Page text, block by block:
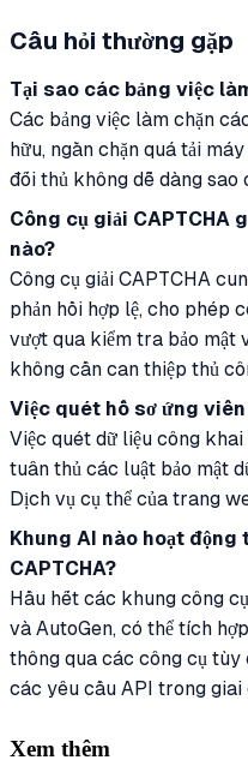
Câu hỏi thường gặp
Tại sao các bảng việc
Các bảng việc làm chặn
hữu, ngăn chặn quá tải
đối thủ không dễ dàng sao
Công cụ giải CAPTCHA
nào?
Công cụ giải CAPTCHA
phản hồi hợp lệ, cho phép
vượt qua kiểm tra bảo mật
không cần can thiệp thủ
Việc quét hồ sơ ứng
Việc quét dữ liệu công
tuân thủ các luật bảo mật
Dịch vụ cụ thể của trang
Khung AI nào hoạt
CAPTCHA?
Hầu hết các khung công
và AutoGen, có thể tích
thông qua các công cụ
các yêu cầu API trong giai
Xem thêm